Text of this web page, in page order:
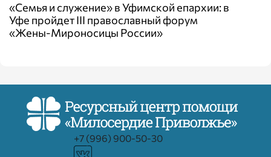
«Семья и служение» в Уфимской епархии: в
Уфе пройдет III православный форум
«Жены-Мироносицы России»
+7 (996) 900-50-30